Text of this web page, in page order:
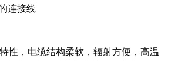
连接线
性，电缆结构柔软，辐射方便，高温